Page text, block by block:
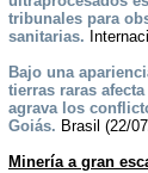
tribunales para
sanitarias.
Bajo una
tierras raras
agrava los
Goiás. Brasil (22/
Minería a gran